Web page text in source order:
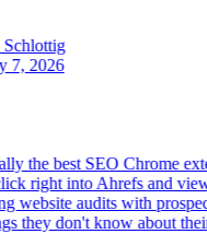
2026
the best SEO Chrome
right into Ahrefs and
website audits with
they don't know about their